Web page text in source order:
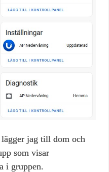
jag till dom och
som visar
i gruppen.